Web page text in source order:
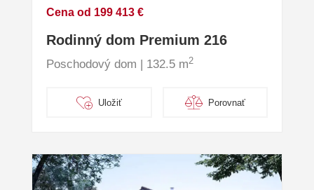
Cena od 199 413 €
Rodinný dom Premium 216
Poschodový dom | 132.5 m2
Uložiť Porovnať